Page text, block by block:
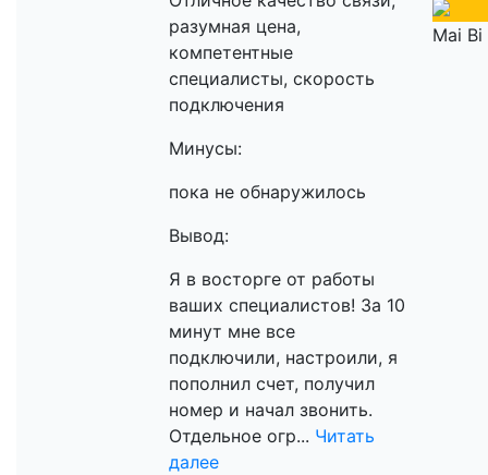
разумная цена,
компетентные
специалисты, скорость
подключения
Минусы:
пока не обнаружилось
Вывод:
Я в восторге от работы
ваших специалистов! За 10
минут мне все
подключили, настроили, я
пополнил счет, получил
номер и начал звонить.
Отдельное огр... Читать
далее
Mai Bi